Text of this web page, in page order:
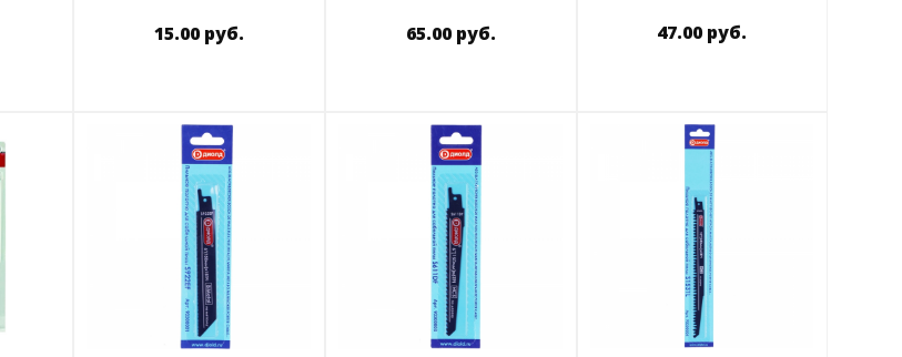
15.00 руб. 65.00 руб. 47.00 руб.